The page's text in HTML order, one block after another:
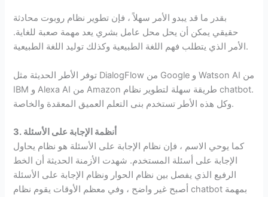
بقدر ما قد يبدو الأمر سهلاً ، فإن تطوير نظام روبوت محادثة
حقيقي يمكن أن يحل محل عامل بشري يعد مهمة صعبة للغاية.
الأمر الذي يتطلب فهم اللغة الطبيعية وكذلك توليد اللغة الطبيعية.
توفر الأطر الحديثة مثل DialogFlow من Google و Watson AI من
IBM و Alexa AI من Amazon طريقة سهلة لتطوير نظام chatbot.
وكل هذه الأطر تستخدم بنى التعلم العميق المعقدة والخاصة.
3. أنظمة الإجابة على الأسئلة
كما يوحي الاسم ، فإن نظام الإجابة على الأسئلة هو نظام يحاول
الإجابة على أسئلة المستخدم. شهدت الأزمنة الحديثة أن الخط
الرفيع الذي يفصل بين نظام الحوار ونظام الإجابة على الأسئلة
أصبح غير واضح ، وفي معظم الأوقات يقوم نظام chatbot بمهمة